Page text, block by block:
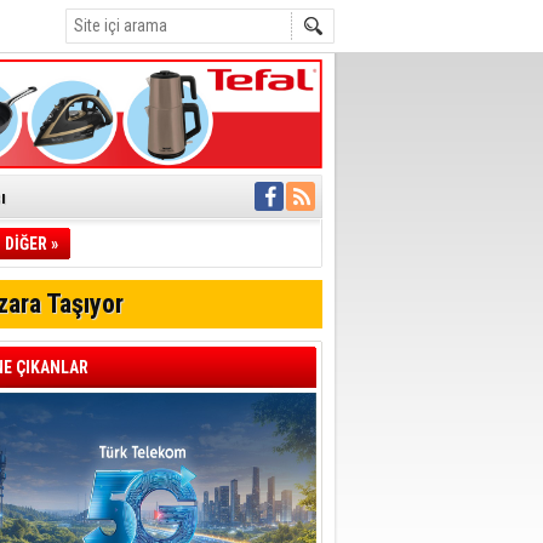
İletti
müdahale
Geçti
DİĞER »
Taşıyor
ÇIKANLAR